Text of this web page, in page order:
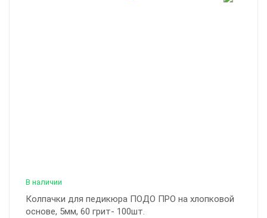
В наличии
Колпачки для педикюра ПОДО ПРО на хлопковой
основе, 5мм, 60 грит- 100шт.